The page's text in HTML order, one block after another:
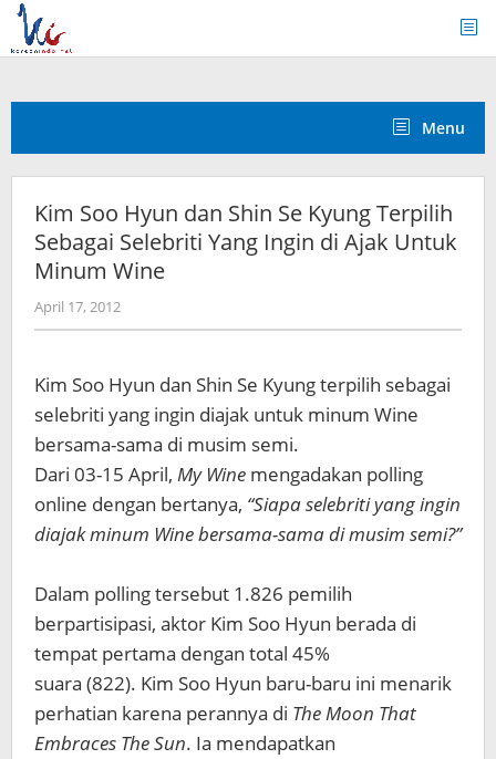
Skip
content
Menu
Kim Soo Hyun dan Shin Se Kyung Terpilih
Sebagai Selebriti Yang Ingin di Ajak Untuk
Minum Wine
April 17, 2012by
Koreanindo
Kim Soo Hyun dan Shin Se Kyung terpilih sebagai
selebriti yang ingin diajak untuk minum Wine
bersama-sama di musim semi.
Dari 03-15 April, My Wine mengadakan polling
online dengan bertanya, “Siapa selebriti yang ingin
diajak minum Wine bersama-sama di musim semi?”
Dalam polling tersebut 1.826 pemilih
berpartisipasi, aktor Kim Soo Hyun berada di
tempat pertama dengan total 45%
suara (822). Kim Soo Hyun baru-baru ini menarik
perhatian karena perannya di The Moon That
Embraces The Sun. Ia mendapatkan